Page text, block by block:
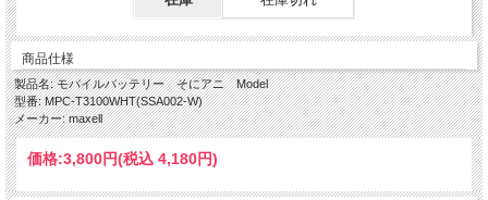
商品仕様
製品名: モバイルバッテリー そにアニ Model
型番: MPC-T3100WHT(SSA002-W)
メーカー: maxell
価格:3,800円(税込 4,180円)